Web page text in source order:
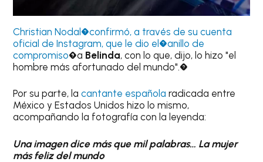
Christian Nodal�confirmó, a través de su cuenta
oficial de Instagram, que le dio el�anillo de
compromiso�a Belinda, con lo que, dijo, lo hizo "el
hombre más afortunado del mundo".�
Por su parte, lacantante españolaradicada entre
México y Estados Unidos hizo lo mismo,
acompañando la fotografía con la leyenda:
Una imagen dice más que mil palabras… La mujer
más feliz del mundo